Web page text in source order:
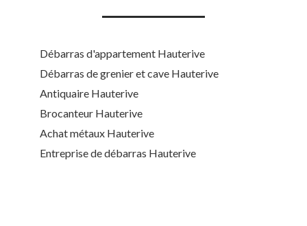
Débarras d'appartement Hauterive
Débarras de grenier et cave Hauterive
Antiquaire Hauterive
Brocanteur Hauterive
Achat métaux Hauterive
Entreprise de débarras Hauterive